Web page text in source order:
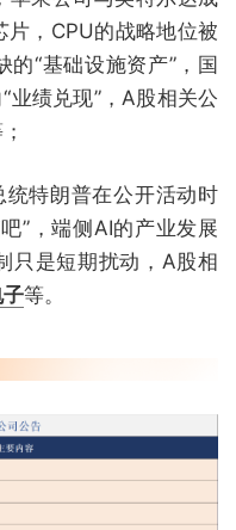
，CPU的战略地位被
“基础设施资产”，国
业绩兑现”，A股相关公
统特朗普在公开活动时
”，端侧AI的产业发展
只是短期扰动，A股相
等。